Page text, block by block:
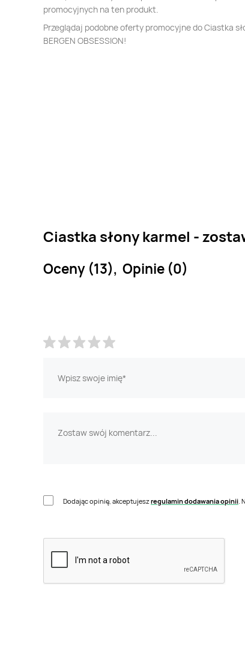
promocyjnych na ten produkt.
Przeglądaj podobne oferty promocyjne do Ciastka
BERGEN OBSESSION!
Ciastka słony karmel -
Oceny (13), Opinie (0)
Dodając opinię, akceptujeszregulamin dodawania opinii .